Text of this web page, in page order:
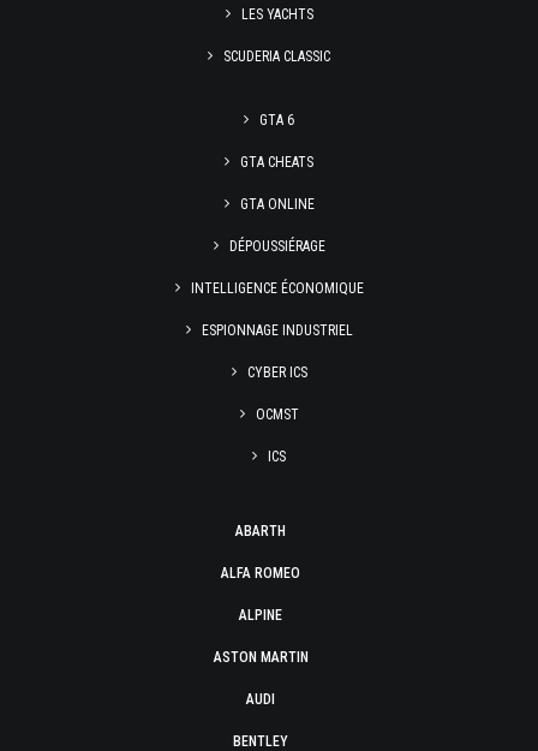
LES YACHTS
SCUDERIA CLASSIC
GTA 6
GTA CHEATS
GTA ONLINE
DÉPOUSSIÉRAGE
INTELLIGENCE ÉCONOMIQUE
ESPIONNAGE INDUSTRIEL
CYBER ICS
OCMST
ICS
ABARTH
ALFA ROMEO
ALPINE
ASTON MARTIN
AUDI
BENTLEY